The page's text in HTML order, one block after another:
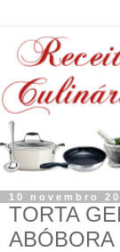
10 novembro
TORTA
ABÓBORA